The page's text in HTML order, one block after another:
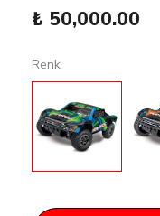
₺ 50,000.00
Renk